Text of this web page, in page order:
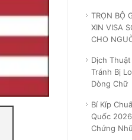
TRỌN BỘ
XIN VISA
CHO
Dịch
Tránh Bị
Dòng Chữ
Bí Kíp
Quốc
Chứng